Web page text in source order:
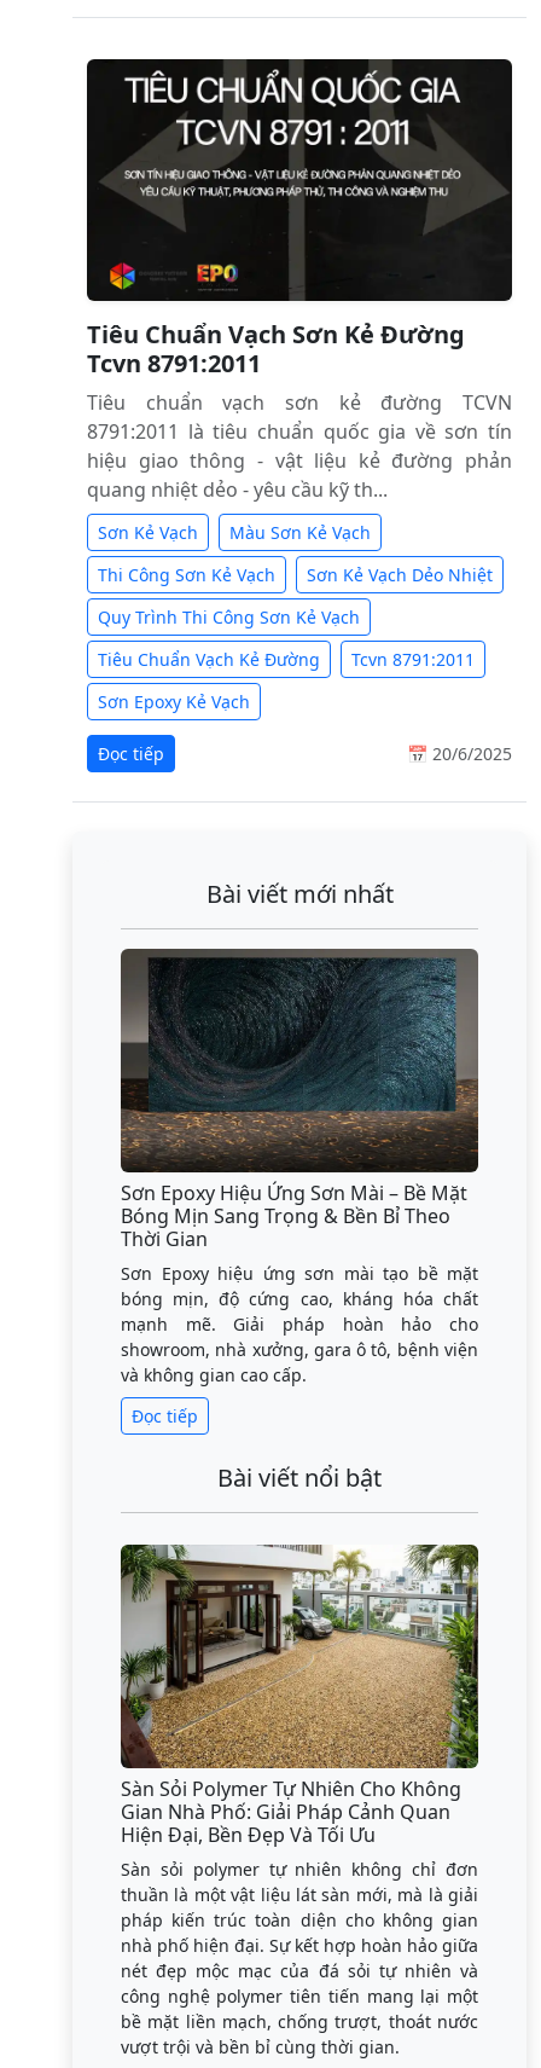
Tiêu Chuẩn Vạch Sơn Kẻ Đường
Tcvn 8791:2011
Tiêu chuẩn vạch sơn kẻ đường TCVN
8791:2011 là tiêu chuẩn quốc gia về sơn tín
hiệu giao thông - vật liệu kẻ đường phản
quang nhiệt dẻo - yêu cầu kỹ th...
Sơn Kẻ Vạch
Màu Sơn Kẻ Vạch
Thi Công Sơn Kẻ Vạch
Sơn Kẻ Vạch Dẻo Nhiệt
Quy Trình Thi Công Sơn Kẻ Vạch
Tiêu Chuẩn Vạch Kẻ Đường
Tcvn 8791:2011
Sơn Epoxy Kẻ Vạch
Đọc tiếp 📅 20/6/2025
Bài viết mới nhất
Sơn Epoxy Hiệu Ứng Sơn Mài – Bề Mặt
Bóng Mịn Sang Trọng & Bền Bỉ Theo
Thời Gian
Sơn Epoxy hiệu ứng sơn mài tạo bề mặt
bóng mịn, độ cứng cao, kháng hóa chất
mạnh mẽ. Giải pháp hoàn hảo cho
showroom, nhà xưởng, gara ô tô, bệnh viện
và không gian cao cấp.
Đọc tiếp
Bài viết nổi bật
Sàn Sỏi Polymer Tự Nhiên Cho Không
Gian Nhà Phố: Giải Pháp Cảnh Quan
Hiện Đại, Bền Đẹp Và Tối Ưu
Sàn sỏi polymer tự nhiên không chỉ đơn
thuần là một vật liệu lát sàn mới, mà là giải
pháp kiến trúc toàn diện cho không gian
nhà phố hiện đại. Sự kết hợp hoàn hảo giữa
nét đẹp mộc mạc của đá sỏi tự nhiên và
công nghệ polymer tiên tiến mang lại một
bề mặt liền mạch, chống trượt, thoát nước
vượt trội và bền bỉ cùng thời gian.